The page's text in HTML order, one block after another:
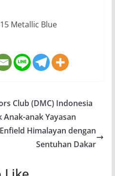
Metallic Blue
Club (DMC) Indonesia
anak Yayasan
Himalayan dengan
Sentuhan Dakar